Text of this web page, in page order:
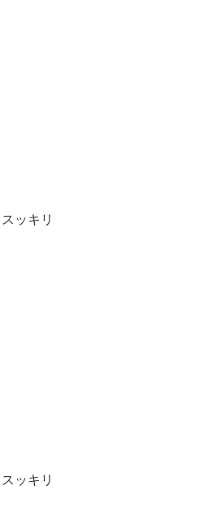
スッキリ
スッキリ